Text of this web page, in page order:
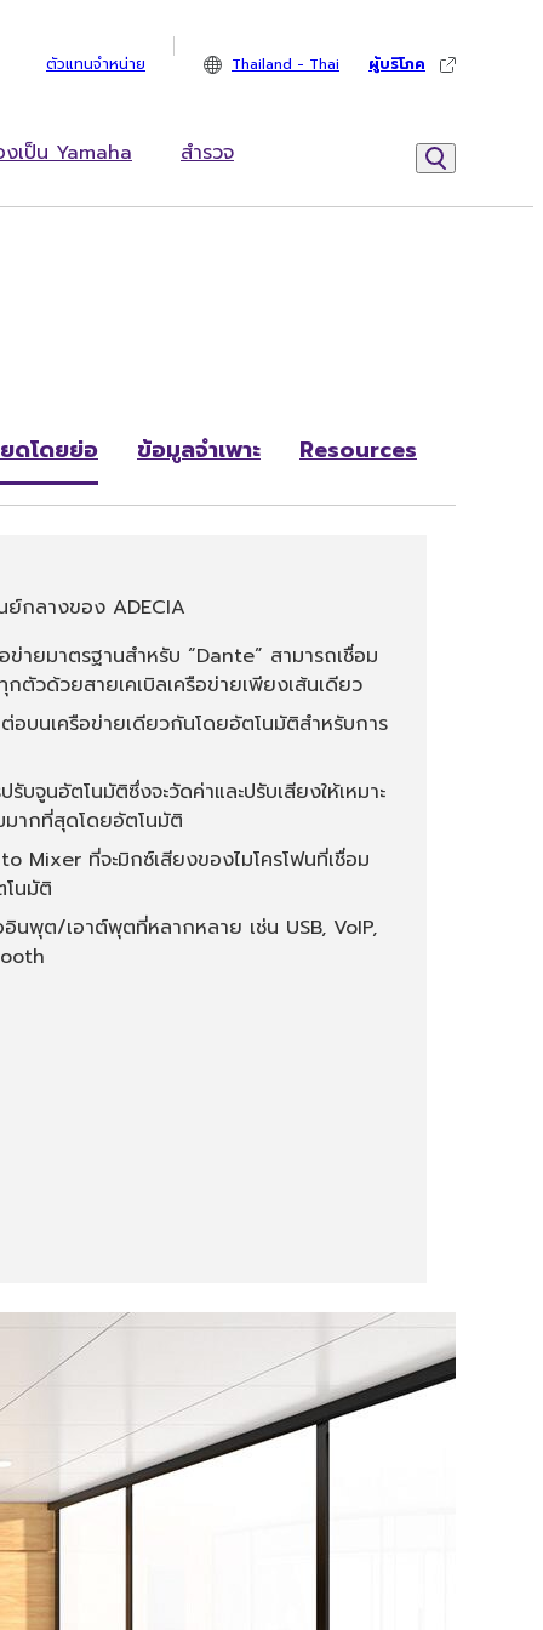
งเป็น Yamaha สำรวจ
ตัวแทนจำหน่าย Thailand - Thai ผู้บริโภค
ยดโดยย่อ ข้อมูลจำเพาะ Resources
กลางของ ADECIA
ข่ายมาตรฐานสำหรับ “Dante” สามารถเชื่อม
วด้วยสายเคเบิลเครือข่ายเพียงเส้นเดียว
บนเครือข่ายเดียวกันโดยอัตโนมัติสำหรับการ
บจูนอัตโนมัติซึ่งจะวัดค่าและปรับเสียงให้เหมาะ
ากที่สุดโดยอัตโนมัติ
Mixer ที่จะมิกซ์เสียงของไมโครโฟนที่เชื่อม
นมัติ
นพุต/เอาต์พุตที่หลากหลาย เช่น USB, VoIP,